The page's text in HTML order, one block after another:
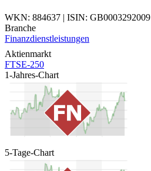
WKN: 884637 | ISIN: GB0003292009
Branche
Finanzdienstleistungen
Aktienmarkt
FTSE-250
1-Jahres-Chart
5-Tage-Chart